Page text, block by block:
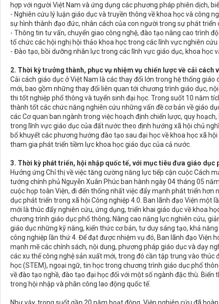
hợp với người Việt Nam và ứng dụng các phương pháp phiên dịch,
- Nghiên cứu lý luận giáo dục và truyền thông về khoa học và công
sự hình thành đạo đức, nhân cách của con người trong sự phát triển
- Thông tin tư vấn, chuyển giao công nghệ, đào tạo nâng cao trình
tổ chức các hội nghị hội thảo khoa học trong các lĩnh vực nghiên
- Đào tạo, bồi dưỡng nhân lực trong các lĩnh vực giáo dục, khoa học
2. Thời kỳ trưởng thành, phục vụ nhiệm vụ chiến lược về cải cách
Cải cách giáo dục ở Việt Nam là các thay đổi lớn trong hệ thống
mới, bao gồm những thay đổi liên quan tới chương trình giáo dục,
thi tốt nghiệp phổ thông và tuyển sinh đại học. Trong suốt 10 năm
thành tốt các chức năng nghiên cứu những vấn đề cơ bản về giáo
các Cơ quan ban ngành trong việc hoạch định chiến lược, quy
trong lĩnh vực giáo dục của đất nước theo định hướng xã hội chủ
bổ khuyết các phương hướng đào tạo sau đại học về khoa học xã
tham gia phát triển tiềm lực khoa học giáo dục của cả nước.
3. Thời kỳ phát triển, hội nhập quốc tế, với mục tiêu đưa giáo
Hưởng ứng Chỉ thị về việc tăng cường năng lực tiếp cận cuộc Cách
tướng chính phủ Nguyễn Xuân Phúc ban hành ngày 04 tháng 05
cuộc họp toàn Viện, đi đến thống nhất việc đẩy mạnh phát triển
dục phát triển trong xã hội Công nghiệp 4.0. Ban lãnh đạo Viện một
mới là thúc đẩy nghiên cứu, ứng dụng, triển khai giáo dục về khoa
chương trình giáo dục phổ thông; Nâng cao năng lực nghiên cứu,
giáo dục những kỹ năng, kiến thức cơ bản, tư duy sáng tạo, khả
công nghiệp lần thứ 4. Để đạt được nhiệm vụ đó, Ban lãnh đạo Viện
mạnh mẽ các chính sách, nội dung, phương pháp giáo dục và dạy
các xu thế công nghệ sản xuất mới, trong đó cần tập trung vào thúc
học (STEM), ngoại ngữ, tin học trong chương trình giáo dục phổ
về đào tạo nghề, đào tạo đại học đối với một số ngành đặc thù.
trong hội nhập và phân công lao động quốc tế.